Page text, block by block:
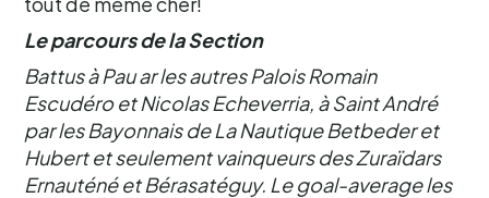
Le parcours de la Section
Battus à Pau ar les autres Palois Romain
Escudéro et Nicolas Echeverria, à Saint André
par les Bayonnais de La Nautique Betbeder et
Hubert et seulement vainqueurs des Zuraïdars
Ernauténé et Bérasatéguy. Le goal-average les